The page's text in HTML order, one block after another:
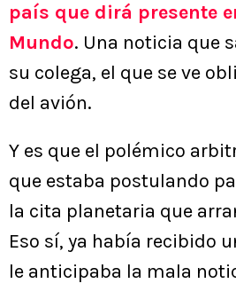
país que dirá presente
Mundo. Una noticia que
su colega, el que se ve
del avión.
Y es que el polémico
que estaba postulando
la cita planetaria que
Eso sí, ya había recibido
le anticipaba la mala